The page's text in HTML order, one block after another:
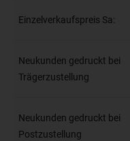
Einzelverkaufspreis Sa:
Neukunden gedruckt bei
Trägerzustellung
Neukunden gedruckt bei
Postzustellung